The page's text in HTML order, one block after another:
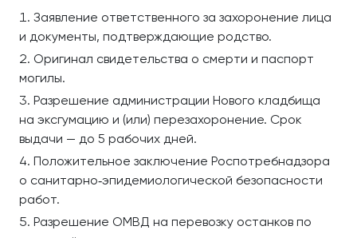
Заявление ответственного за захоронение лица
и документы, подтверждающие родство.
Оригинал свидетельства о смерти и паспорт
могилы.
Разрешение администрации Нового кладбища
на эксгумацию и (или) перезахоронение. Срок
выдачи — до 5 рабочих дней.
Положительное заключение Роспотребнадзора
о санитарно‑эпидемиологической безопасности
работ.
Разрешение ОМВД на перевозку останков по